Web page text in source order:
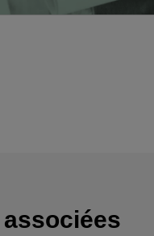
associées